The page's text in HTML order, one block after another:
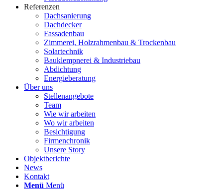
Referenzen
Dachsanierung
Dachdecker
Fassadenbau
Zimmerei, Holzrahmenbau & Trockenbau
Solartechnik
Bauklempnerei & Industriebau
Abdichtung
Energieberatung
Über uns
Stellenangebote
Team
Wie wir arbeiten
Wo wir arbeiten
Besichtigung
Firmenchronik
Unsere Story
Objektberichte
News
Kontakt
Menü Menü